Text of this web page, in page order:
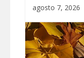
agosto 7, 2026